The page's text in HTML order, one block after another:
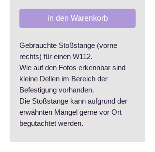
in den Warenkorb
Gebrauchte Stoßstange (vorne
rechts) für einen W112.
Wie auf den Fotos erkennbar sind
kleine Dellen im Bereich der
Befestigung vorhanden.
Die Stoßstange kann aufgrund der
erwähnten Mängel gerne vor Ort
begutachtet werden.